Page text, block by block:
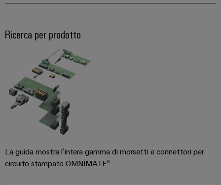
Ricerca per prodotto
La guida mostra l’intera gamma di morsetti e connettori per
circuito stampato OMNIMATE®.